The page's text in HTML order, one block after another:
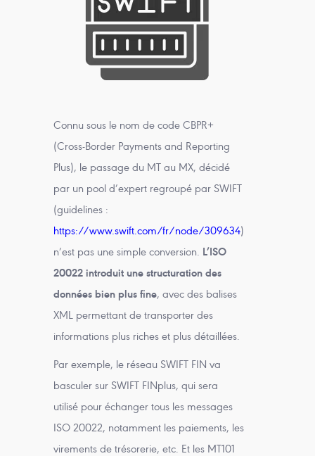
Connu sous le nom de code CBPR+
(Cross-Border Payments and Reporting
Plus), le passage du MT au MX, décidé
par un pool d’expert regroupé par SWIFT
(guidelines :
https://www.swift.com/fr/node/309634)
n’est pas une simple conversion. L’ISO
20022 introduit une structuration des
données bien plus fine, avec des balises
XML permettant de transporter des
informations plus riches et plus détaillées.
Par exemple, le réseau SWIFT FIN va
basculer sur SWIFT FINplus, qui sera
utilisé pour échanger tous les messages
ISO 20022, notamment les paiements, les
virements de trésorerie, etc. Et les MT101